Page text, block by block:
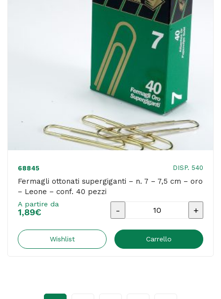
Leone
quantità
68845 DISP. 540
Fermagli ottonati supergiganti – n. 7 – 7,5 cm – oro
– Leone – conf. 40 pezzi
A partire da
1,89€
Fermagli
supergiganti
Wishlist Carrello